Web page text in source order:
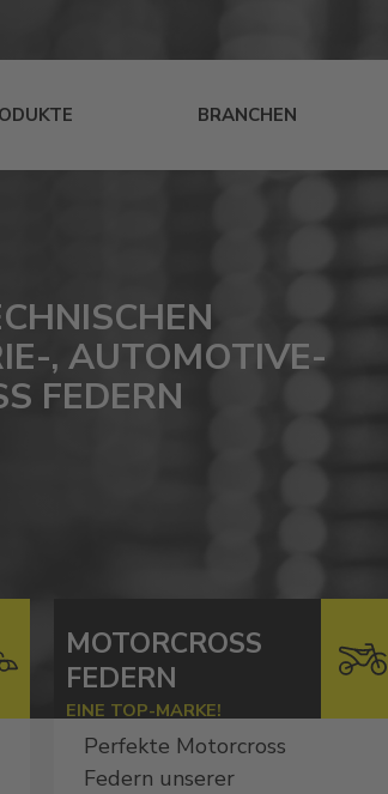
BRANCHEN
, AUTOMOTIVE-
FEDERN
MOTORCROSS
FEDERN
EINE TOP-MARKE!
Perfekte Motorcross
Federn unserer